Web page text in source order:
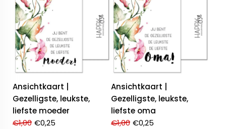
Ansichtkaart |
Gezelligste, leukste,
liefste moeder
€1,00 €0,25
Ansichtkaart |
Gezelligste, leukste,
liefste oma
€1,00 €0,25